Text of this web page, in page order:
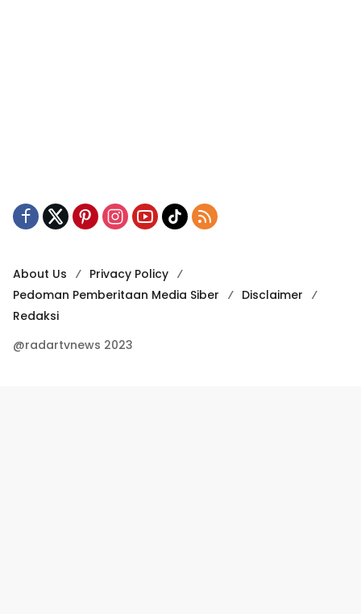
About Us
Privacy Policy
Pedoman Pemberitaan Media Siber
Disclaimer
Redaksi
@radartvnews 2023